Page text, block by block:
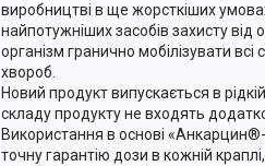
виробництві в ще жорсткіших
найпотужніших засобів захисту
організм гранично мобілізувати
хвороб.
Новий продукт випускається в
складу продукту не входять
Використання в основі
точну гарантію дози в кожній краплі,